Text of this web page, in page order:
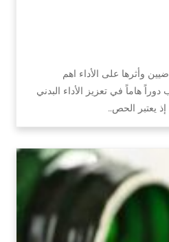
وأثرها على الأداء اهم
دوراً هاماً في تعزيز الأداء البدني
يعتبر الحص…